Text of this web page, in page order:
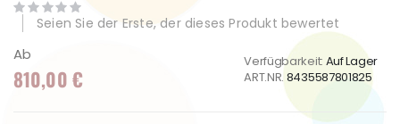
Seien Sie der Erste, der dieses Produkt bewertet
Ab
810,00 €
Verfügbarkeit: Auf Lager
ART.NR. 8435587801825